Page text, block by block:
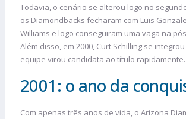
Todavia, o cenário se alterou logo no
os Diamondbacks fecharam com Luis
Williams e logo conseguiram uma vaga na
Além disso, em 2000, Curt Schilling se
equipe virou candidata ao título rapidamente.
2001: o ano da
Com apenas três anos de vida, o Arizona